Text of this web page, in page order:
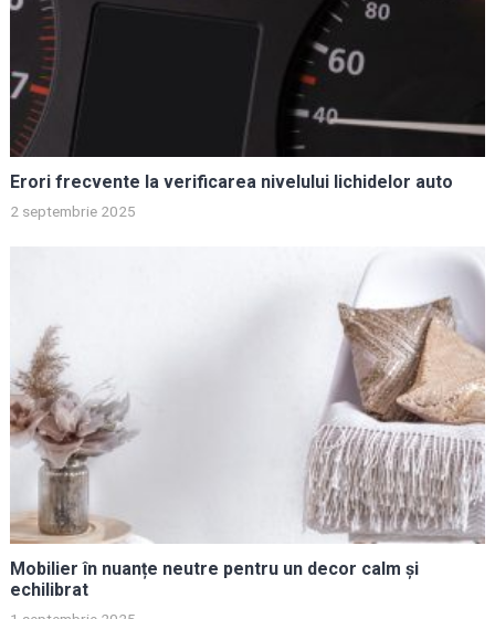
Erori frecvente la verificarea nivelului lichidelor auto
2 septembrie 2025
Mobilier în nuanțe neutre pentru un decor calm și
echilibrat